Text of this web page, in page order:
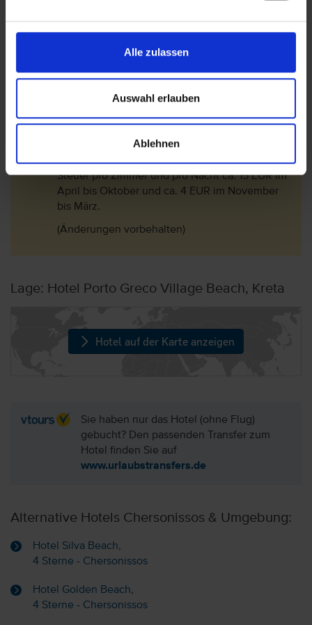
Alle zulassen
Auswahl erlauben
Ablehnen
Für 3 Sterne Hotels /Unterkünfte beträgt die
April bis Oktober und ca. 1,50 EUR im
Für 4 Sterne Hotels /Unterkünfte beträgt die
April bis Oktober und ca. 3 EUR im November
Für 5 Sterne Hotels /Unterkünfte beträgt die
Steuer pro Zimmer und pro Nacht ca. 15 EUR im
April bis Oktober und ca. 4 EUR im November
bis März.
(Änderungen vorbehalten)
Lage: Hotel Porto Greco Village Beach, Kreta
Hotel auf der Karte anzeigen
Sie haben nur das Hotel (ohne Flug)
gebucht? Den passenden Transfer zum
Hotel finden Sie auf
www.urlaubstransfers.de
Alternative Hotels Chersonissos & Umgebung:
Hotel Silva Beach,
4 Sterne - Chersonissos
Hotel Golden Beach,
4 Sterne - Chersonissos